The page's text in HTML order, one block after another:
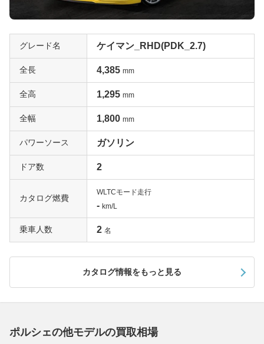
グレード名 ケイマン_RHD(PDK_2.7)
全長 4,385 mm
全高 1,295 mm
全幅 1,800 mm
パワーソース ガソリン
ドア数 2
カタログ燃費
WLTCモード走行
- km/L
乗車人数 2 名
カタログ情報をもっと見る
ポルシェの他モデルの買取相場